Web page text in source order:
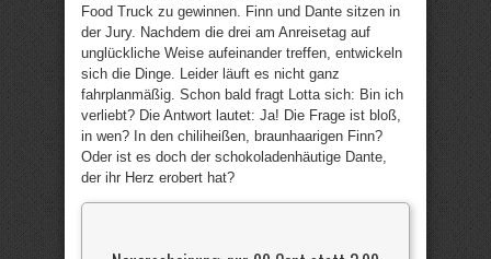
Food Truck zu gewinnen. Finn und Dante sitzen in
der Jury. Nachdem die drei am Anreisetag auf
unglückliche Weise aufeinander treffen, entwickeln
sich die Dinge. Leider läuft es nicht ganz
fahrplanmäßig. Schon bald fragt Lotta sich: Bin ich
verliebt? Die Antwort lautet: Ja! Die Frage ist bloß,
in wen? In den chiliheißen, braunhaarigen Finn?
Oder ist es doch der schokoladenhäutige Dante,
der ihr Herz erobert hat?